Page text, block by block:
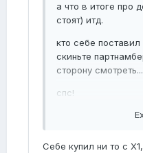
а что в итоге про
стоят) итд.
кто себе
скиньте
сторону
спс!
Себе купил ни то с